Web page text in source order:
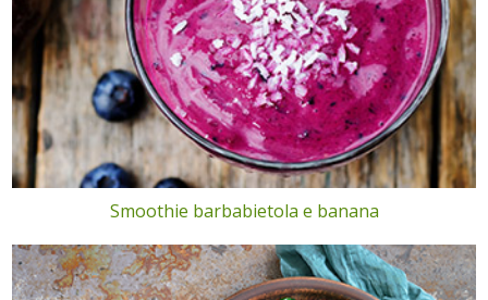
Smoothie barbabietola e banana